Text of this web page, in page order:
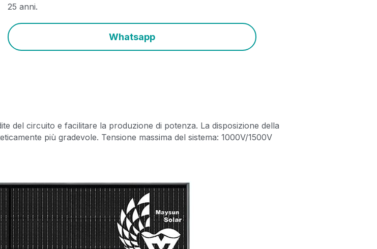
25 anni.
Whatsapp
del circuito e facilitare la produzione di potenza. La disposizione della
più gradevole. Tensione massima del sistema: 1000V/1500V